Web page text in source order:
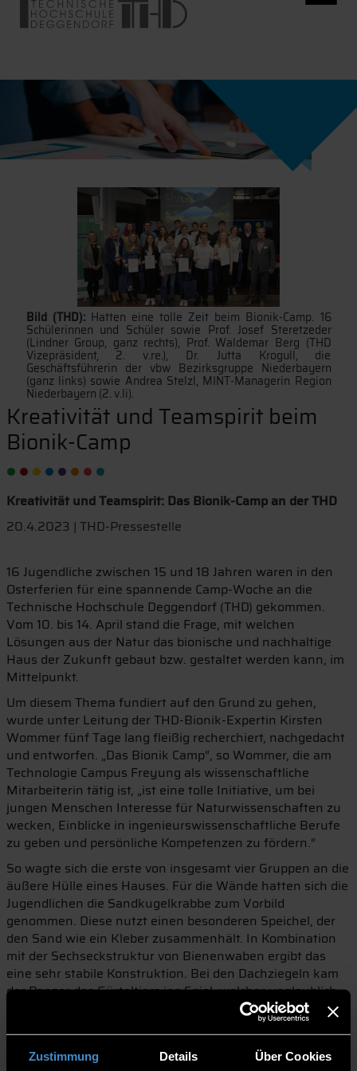
Zustimmung Details Über Cookies
Bild (THD): Hatten eine tolle Zeit beim Bionik-Camp. 16
Schülerinnen und Schüler sowie Prof. Josef Steretzeder
(Lindner Group, ganz rechts), Prof. Waldemar Berg (THD
Vizepräsident, 2. v.re.), Dr. Jutta Krogull, die
Geschäftsführerin der vbw Bezirksgruppe Niederbayern
(ganz links) sowie Andrea Stelzl, MINT-Managerin Region
Niederbayern (2. v.li).
Kreativität und Teamspirit beim
Bionik-Camp
Kreativität und Teamspirit: Das Bionik-Camp an der THD
20.4.2023 | THD-Pressestelle
16 Jugendliche zwischen 15 und 18 Jahren waren in den
Osterferien für eine spannende Camp-Woche an die
Technische Hochschule Deggendorf (THD) gekommen.
Vom 10. bis 14. April stand die Frage, mit welchen
Lösungen aus der Natur das bionische und nachhaltige
Haus der Zukunft gebaut bzw. gestaltet werden kann, im
Mittelpunkt.
Um diesem Thema fundiert auf den Grund zu gehen,
wurde unter Leitung der THD-Bionik-Expertin Kirsten
Wommer fünf Tage lang fleißig recherchiert, nachgedacht
und entworfen. „Das Bionik Camp“, so Wommer, die am
Technologie Campus Freyung als wissenschaftliche
Mitarbeiterin tätig ist, „ist eine tolle Initiative, um bei
jungen Menschen Interesse für Naturwissenschaften zu
wecken, Einblicke in ingenieurswissenschaftliche Berufe
zu geben und persönliche Kompetenzen zu fördern.“
So wagte sich die erste von insgesamt vier Gruppen an die
äußere Hülle eines Hauses. Für die Wände hatten sich die
Jugendlichen die Sandkugelkrabbe zum Vorbild
genommen. Diese nutzt einen besonderen Speichel, der
den Sand wie ein Kleber zusammenhält. In Kombination
mit der Sechseckstruktur von Bienenwaben ergibt das
eine sehr stabile Konstruktion. Bei den Dachziegeln kam
der Panzer des Gürteltiers ins Spiel, welcher unglaublich
robust ist, aber auch flexibel und außerdem noch
Mit der Gebäudemodularität beschäftigte sich die zweite